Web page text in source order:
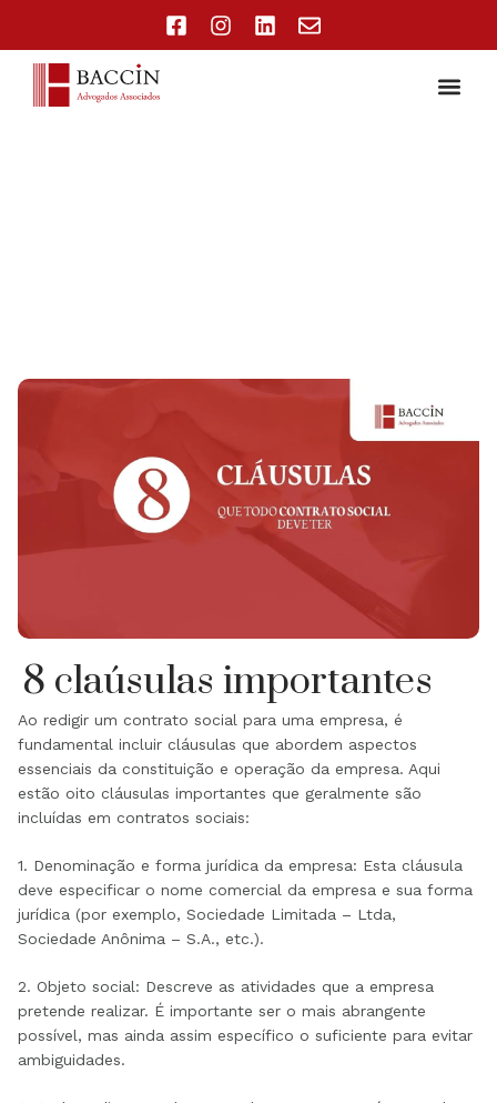
8 claúsulas importantes
Ao redigir um contrato social para uma empresa, é
fundamental incluir cláusulas que abordem aspectos
essenciais da constituição e operação da empresa. Aqui
estão oito cláusulas importantes que geralmente são
incluídas em contratos sociais:
1. Denominação e forma jurídica da empresa: Esta cláusula
deve especificar o nome comercial da empresa e sua forma
jurídica (por exemplo, Sociedade Limitada – Ltda,
Sociedade Anônima – S.A., etc.).
2. Objeto social: Descreve as atividades que a empresa
pretende realizar. É importante ser o mais abrangente
possível, mas ainda assim específico o suficiente para evitar
ambiguidades.